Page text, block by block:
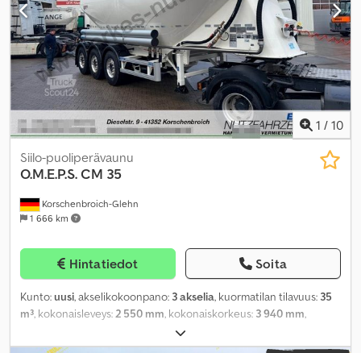
1 / 10
Korschenbroich-Glehn
1 666 km
Siilo-puoliperävaunu
O.M.E.P.S.CM 35
Hintatiedot Soita
Kunto:uusi, akselikokoonpano: 3 akselia, kuormatilan tilavuus: 35
m³, kokonaisleveys:2 550 mm, kokonaiskorkeus: 3 940 mm,
ABS